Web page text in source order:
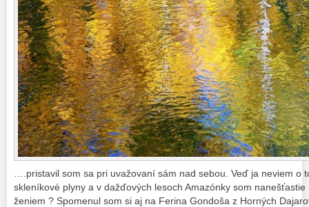
….pristavil som sa pri uvažovaní sám nad sebou. Veď ja neviem o
skleníkové plyny a v dažďových lesoch Amazónky som
ženiem ? Spomenul som si aj na Ferina Gondoša z Horných